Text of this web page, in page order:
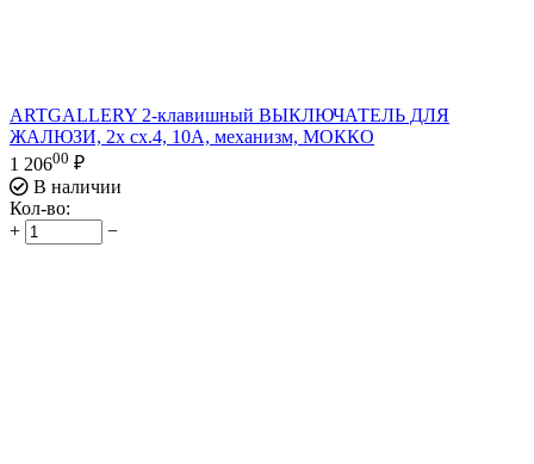
ARTGALLERY 2-клавишный ВЫКЛЮЧАТЕЛЬ ДЛЯ
ЖАЛЮЗИ, 2х сх.4, 10А, механизм, МОККО
1 20600 ₽
В наличии
Кол-во:
+
−